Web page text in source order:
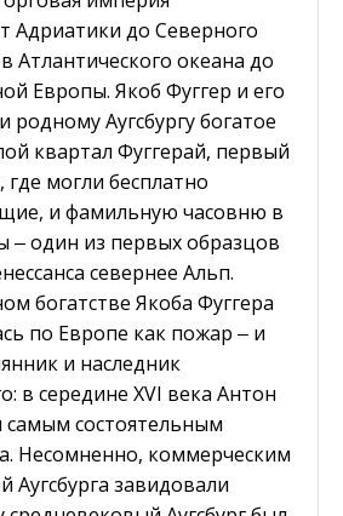
Адриатики до Северного
Атлантического океана до
Европы. Якоб Фуггер и его
родному Аугсбургу богатое
квартал Фуггерай, первый
могли бесплатно
и фамильную часовню в
‒ один из первых образцов
севернее Альп.
богатстве Якоба Фуггера
по Европе как пожар ‒ и
и наследник
в середине XVI века Антон
самым состоятельным
Несомненно, коммерческим
Аугсбурга завидовали